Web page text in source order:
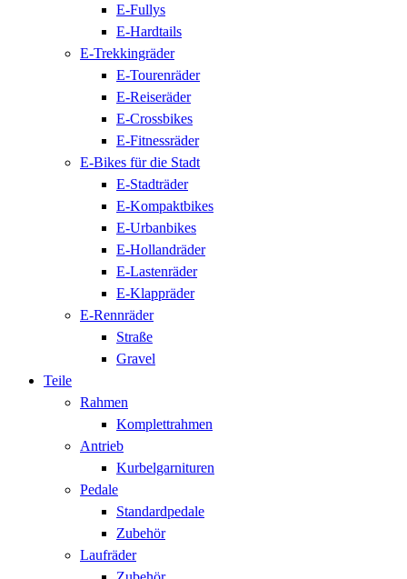
E-Fullys
E-Hardtails
E-Trekkingräder
E-Tourenräder
E-Reiseräder
E-Crossbikes
E-Fitnessräder
E-Bikes für die Stadt
E-Stadträder
E-Kompaktbikes
E-Urbanbikes
E-Hollandräder
E-Lastenräder
E-Klappräder
E-Rennräder
Straße
Gravel
Teile
Rahmen
Komplettrahmen
Antrieb
Kurbelgarnituren
Pedale
Standardpedale
Zubehör
Laufräder